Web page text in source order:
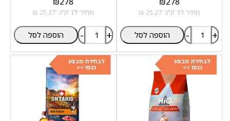
מחיר ל1 ק"ג: 25.27 ₪
- + הוספה לסל
מחיר ל1 ק"ג: 25.27 ₪
- + הוספה לסל
לבחירת מבצע
כנסו >>
לבחירת מבצע
כנסו >>